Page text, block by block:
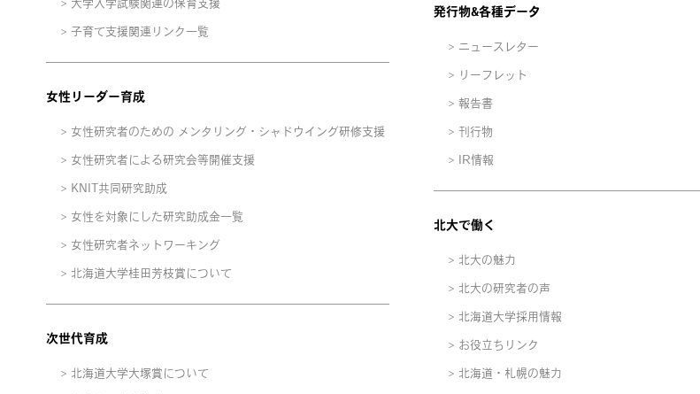
大学入学試験関連の保育支援
子育て支援関連リンク一覧
女性リーダー育成
女性研究者のための メンタリング・シャドウイング研修支援
女性研究者による研究会等開催支援
KNIT共同研究助成
女性を対象にした研究助成金一覧
女性研究者ネットワーキング
北海道大学桂田芳枝賞について
次世代育成
北海道大学大塚賞について
発行物&各種データ
ニュースレター
リーフレット
報告書
刊行物
IR情報
北大で働く
北大の魅力
北大の研究者の声
北海道大学採用情報
お役立ちリンク
北海道・札幌の魅力